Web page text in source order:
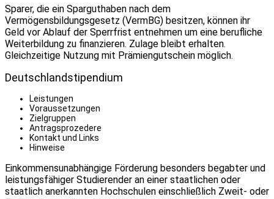
Sparer, die ein Sparguthaben nach dem
Vermögensbildungsgesetz (VermBG) besitzen, können ihr
Geld vor Ablauf der Sperrfrist entnehmen um eine berufliche
Weiterbildung zu finanzieren. Zulage bleibt erhalten.
Gleichzeitige Nutzung mit Prämiengutschein möglich.
Deutschlandstipendium
Leistungen
Voraussetzungen
Zielgruppen
Antragsprozedere
Kontakt und Links
Hinweise
Einkommensunabhängige Förderung besonders begabter und
leistungsfähiger Studierender an einer staatlichen oder
staatlich anerkannten Hochschulen einschließlich Zweit- oder